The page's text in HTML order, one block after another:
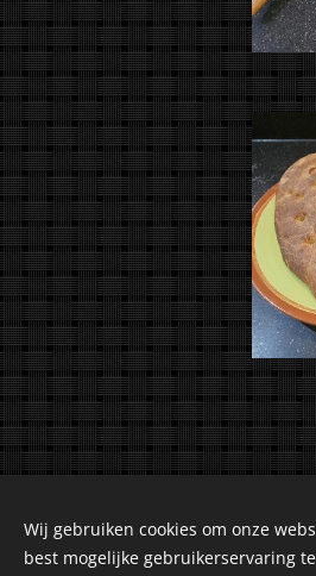
Wij gebruiken cookies om onze
best mogelijke gebruikerservaring